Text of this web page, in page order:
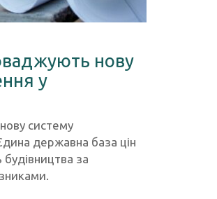
нову
у
систему
державна база цін
за